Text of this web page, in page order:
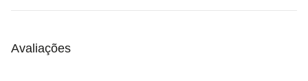
Avaliações